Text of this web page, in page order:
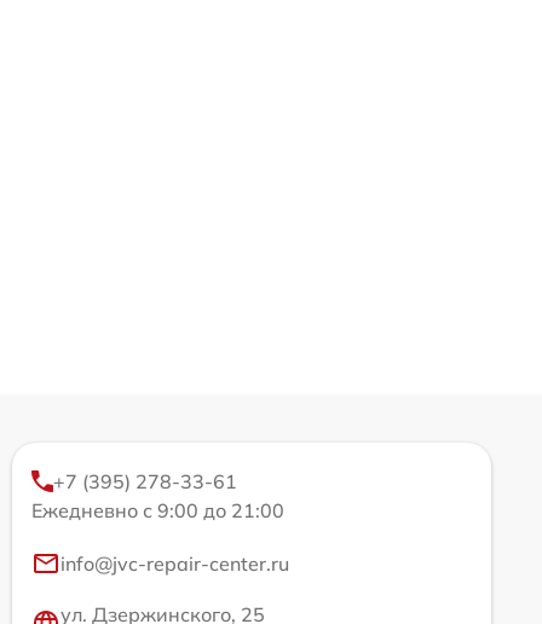
+7 (395) 278-33-61
Ежедневно с 9:00 до 21:00
info@jvc-repair-center.ru
ул. Дзержинского, 25